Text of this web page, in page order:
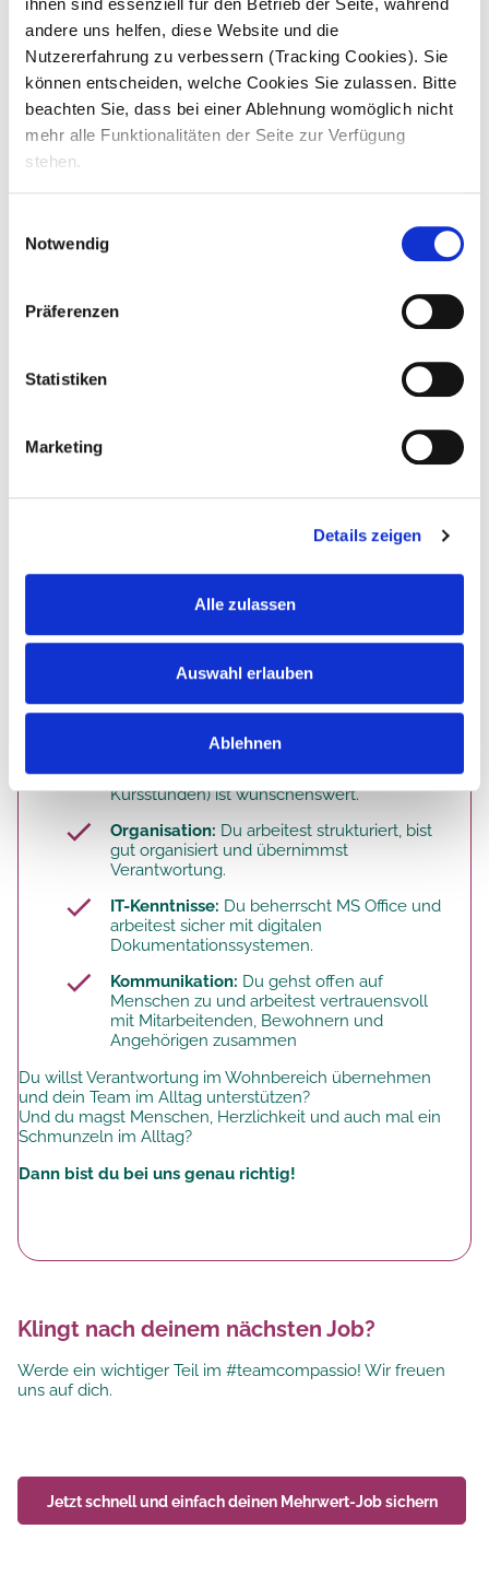
ihnen sind essenziell für den Betrieb der Seite, während
andere uns helfen, diese Website und die
Nutzererfahrung zu verbessern (Tracking Cookies). Sie
können entscheiden, welche Cookies Sie zulassen. Bitte
beachten Sie, dass bei einer Ablehnung womöglich nicht
mehr alle Funktionalitäten der Seite zur Verfügung
stehen.
Notwendig
Präferenzen
Statistiken
Marketing
Details zeigen
Alle zulassen
Auswahl erlauben
Ablehnen
Pflegestandards eingehalten werden und
Arbeitsabläufe sinnvoll organisiert sind – z. B.
bei Pflegetechniken, besonderen
Ernährungsformen oder individuellen
Anforderungen der Bewohner.
Pflegequalität sicherstellen:Du sorgst
gemeinsam mit deinem Team für eine
Du erstellst
Dienstpläne und achtest auf eine stabile und
Team koordinieren:
Du unterstützt und
Das bist du. Deine Qualifikation.
(Altenpfleger:in, Gesundheits- und
Pflegefachmann/Pflegefachfrau).
Berufserfahrung:Du hast mindestens zwei
Jahre Praxiserfahrung in der Pflege oder
Altenpflege sowie erste Führungserfahrung.
Weiterbildung:Eine Weiterbildung zur
Wohnbereichsleitung (mindestens 460
Kursstunden) ist wünschenswert.
Organisation: Du arbeitest strukturiert, bist
gut organisiert und übernimmst
Verantwortung.
IT-Kenntnisse: Du beherrscht MS Office und
arbeitest sicher mit digitalen
Dokumentationssystemen.
Kommunikation: Du gehst offen auf
Menschen zu und arbeitest vertrauensvoll
mit Mitarbeitenden, Bewohnern und
Angehörigen zusammen
Du willst Verantwortung im Wohnbereich übernehmen
und dein Team im Alltag unterstützen?
Und du magst Menschen, Herzlichkeit und auch mal ein
Schmunzeln im Alltag?
Dann bist du bei uns genau richtig!
Klingt nach deinem nächsten Job?
Werde ein wichtiger Teil im #teamcompassio! Wir freuen
uns auf dich.
Jetzt schnell und einfach deinen Mehrwert-Jobsichern